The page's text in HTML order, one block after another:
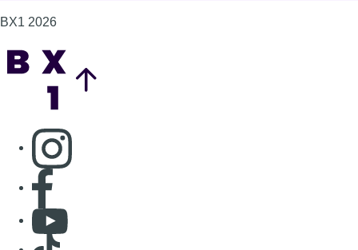
BX1 2026
Consulter page Instagram
Consulter page Facebook
Consulter Youtube
Consulter TikTok